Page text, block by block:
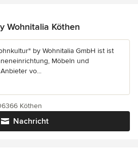
Wohnitalia Köthen
by Wohnitalia GmbH ist ist
Möbeln und
vo...
Nachricht
Köthen